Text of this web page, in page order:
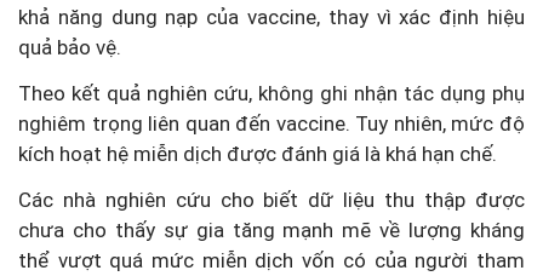
khả năng dung nạp của vaccine, thay vì xác định hiệu
quả bảo vệ.
Theo kết quả nghiên cứu, không ghi nhận tác dụng phụ
nghiêm trọng liên quan đến vaccine. Tuy nhiên, mức độ
kích hoạt hệ miễn dịch được đánh giá là khá hạn chế.
Các nhà nghiên cứu cho biết dữ liệu thu thập được
chưa cho thấy sự gia tăng mạnh mẽ về lượng kháng
thể vượt quá mức miễn dịch vốn có của người tham